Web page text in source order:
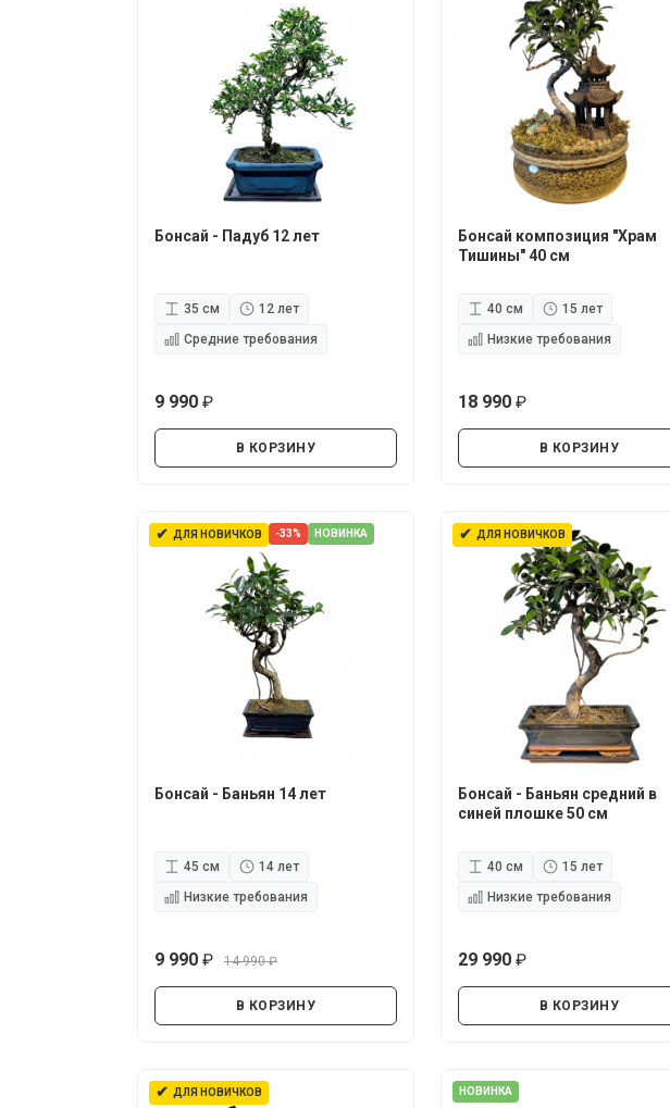
Бонсай - Падуб 12 лет
35 см
12 лет
Средние требования
9 990
В КОРЗИНУ
Бонсай композиция "Храм
Тишины" 40 см
40 см
15 лет
Низкие требования
18 990
В КОРЗИНУ
✔ ДЛЯ НОВИЧКОВ -33% НОВИНКА
Бонсай - Баньян 14 лет
45 см
14 лет
Низкие требования
9 990
14 990
В КОРЗИНУ
✔ ДЛЯ НОВИЧКОВ
Бонсай - Баньян средний в
синей плошке 50 см
40 см
15 лет
Низкие требования
29 990
В КОРЗИНУ
✔ ДЛЯ НОВИЧКОВ НОВИНКА